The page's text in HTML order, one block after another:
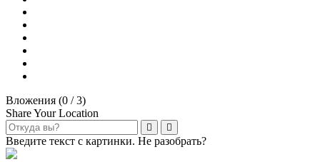
Вложения (0 / 3)
Share Your Location
Введите текст с картинки. Не разобрать?